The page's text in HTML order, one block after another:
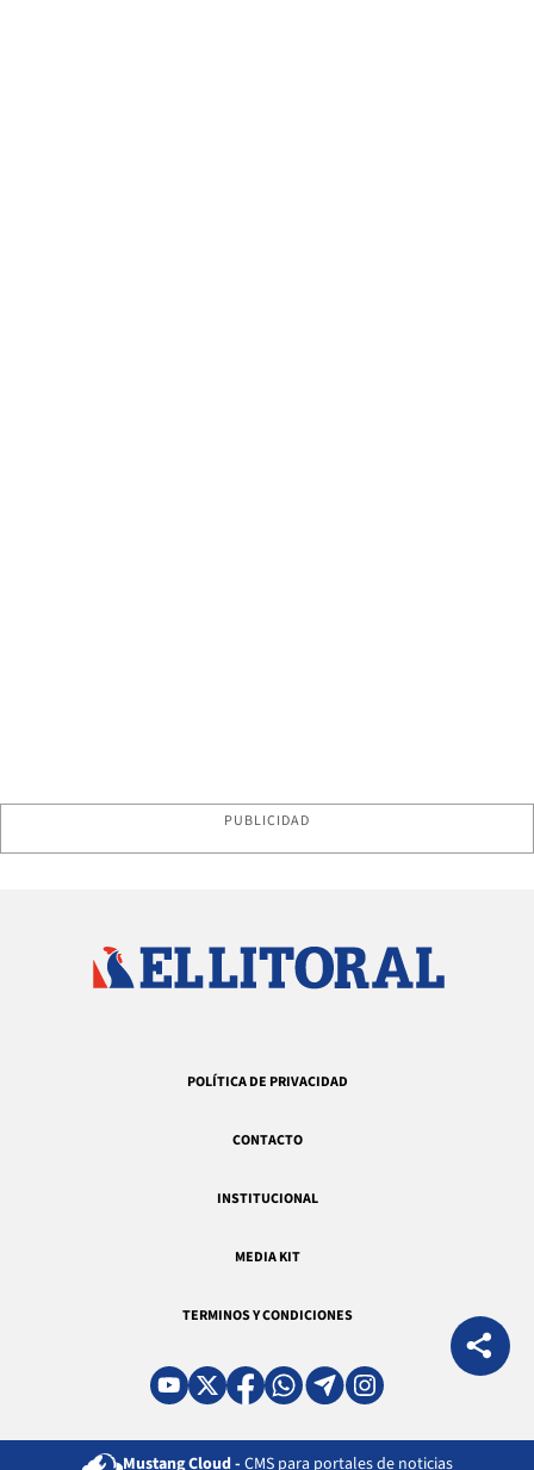
PUBLICIDAD
POLÍTICA DE PRIVACIDAD
CONTACTO
INSTITUCIONAL
MEDIA KIT
TERMINOS Y CONDICIONES
Mustang Cloud - CMS para portales de noticias